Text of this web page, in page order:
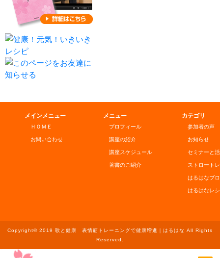
メインメニュー
ＨＯＭＥ
お問い合わせ
メニュー
プロフィール
講座の紹介
講座スケジュール
著書のご紹介
カテゴリ
参加者の声
お知らせ
セミナーと
ストロート
はるはなブ
はるはなレ
Copyright© 2019 歌と健康 表情筋トレーニングで健康増進｜はるはな All Rights
Reserved.